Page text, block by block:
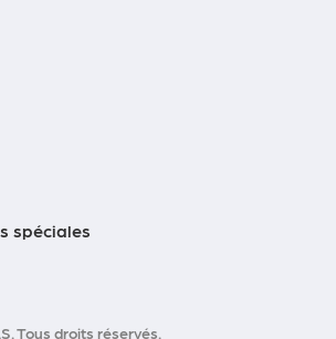
spéciales
Tous droits réservés.